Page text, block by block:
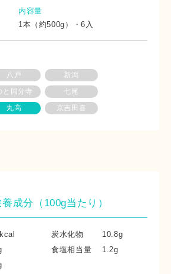
内容量
1本（約500g）・6入
八戸
新潟
と国分寺
七尾
丸高 京吉田喜
成分（100g当たり）
炭水化物
10.8g
食塩相当量
1.2g